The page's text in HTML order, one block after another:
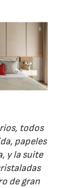
todos
papeles
y la suite
de gran